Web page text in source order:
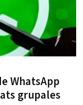
WhatsApp
grupales